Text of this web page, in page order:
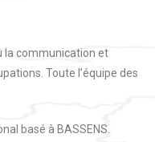
la communication et
Toute l’équipe des
basé à BASSENS.